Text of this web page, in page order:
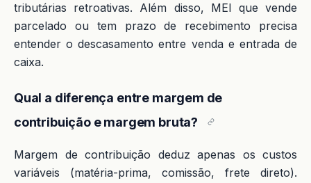
tributárias retroativas. Além disso, MEI que vende
parcelado ou tem prazo de recebimento precisa
entender o descasamento entre venda e entrada de
caixa.
Qual a diferença entre margem de
contribuição e margem bruta?
Margem de contribuição deduz apenas os custos
variáveis (matéria-prima, comissão, frete direto).